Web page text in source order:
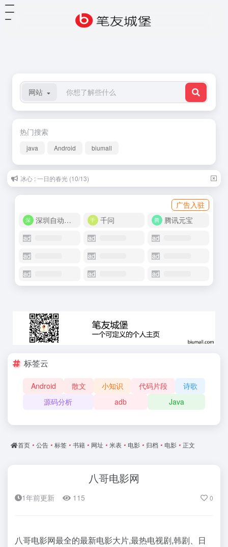
网站
热门搜索
java Android biumall
冰心 : 一日的春光 (10/13)
广告入驻
深圳自动化商城
千问 腾讯元宝
标签云
Android 散文 小知识 代码片段
诗歌
源码分析
adb Java
首页 • 公告 • 标签 • 书籍 • 网址 • 米表 • 电影 • 归档 • 电影 • 正文
八哥电影网
1年前更新 115 0
八哥电影网最全的最新电影大片,最热电视剧,韩剧、日